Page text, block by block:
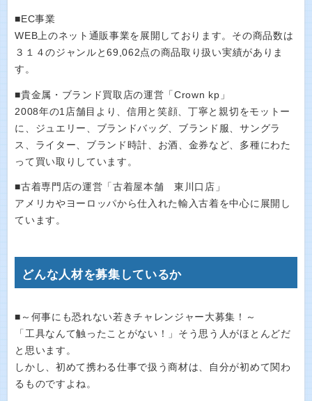
■EC事業
WEB上のネット通販事業を展開しております。その商品数は
３１４のジャンルと69,062点の商品取り扱い実績がありま
す。
■貴金属・ブランド買取店の運営「Crown kp」
2008年の1店舗目より、信用と笑顔、丁寧と親切をモットー
に、ジュエリー、ブランドバッグ、ブランド服、サングラ
ス、ライター、ブランド時計、お酒、金券など、多種にわた
って買い取りしています。
■古着専門店の運営「古着屋本舗 東川口店」
アメリカやヨーロッパから仕入れた輸入古着を中心に展開し
ています。
どんな人材を募集しているか
■～何事にも恐れない若きチャレンジャー大募集！～
「工具なんて触ったことがない！」そう思う人がほとんどだ
と思います。
しかし、初めて携わる仕事で扱う商材は、自分が初めて関わ
るものですよね。